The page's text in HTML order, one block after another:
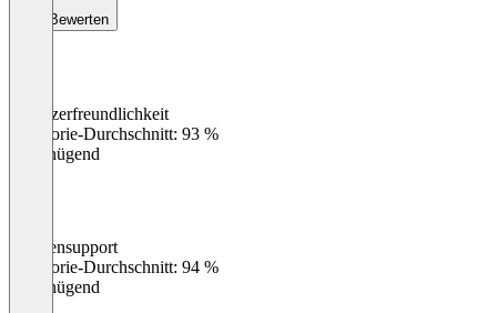
Bewerten
Benutzerfreundlichkeit
Kategorie-Durchschnitt: 93 %
Ungenügend
Kundensupport
Kategorie-Durchschnitt: 94 %
Ungenügend